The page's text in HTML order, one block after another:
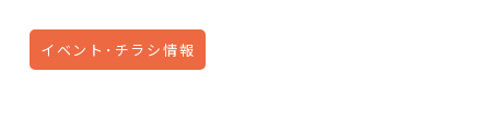
イベント･チラシ情報